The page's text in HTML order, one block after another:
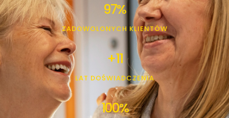
ZADOWOLONYCH KLIENTÓW
97%
LAT DOŚWIADCZENIA
+11
100%